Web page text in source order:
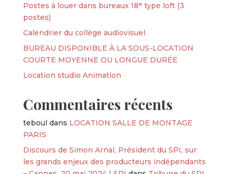
Postes à louer dans bureaux 18ᵉ type loft (3
postes)
Calendrier du collège audiovisuel
BUREAU DISPONIBLE À LA SOUS-LOCATION
COURTE MOYENNE OU LONGUE DURÉE
Location studio Animation
Commentaires récents
teboul dans LOCATION SALLE DE MONTAGE
PARIS
Discours de Simon Arnal, Président du SPI, sur
les grands enjeux des producteurs indépendants